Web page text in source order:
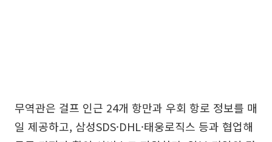
무역관은 걸프 인근 24개 항만과 우회 항로 정보를 매
일 제공하고, 삼성SDS·DHL·태웅로직스 등과 협업해